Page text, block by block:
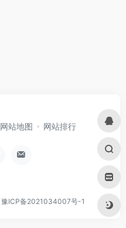
网站地图 网站排行
豫ICP备2021034007号-1